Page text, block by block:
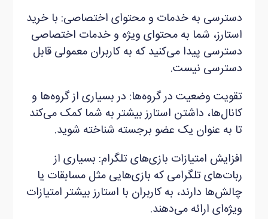
دسترسی به خدمات و محتوای اختصاصی: با خرید
استارز، شما به محتوای ویژه و خدمات اختصاصی
دسترسی پیدا می‌کنید که به کاربران معمولی قابل
دسترسی نیست.
تقویت وضعیت در گروه‌ها: در بسیاری از گروه‌ها و
کانال‌ها، داشتن استارز بیشتر به شما کمک می‌کند
تا به عنوان یک عضو برجسته شناخته شوید.
افزایش امتیازات بازی‌های تلگرام: بسیاری از
ربات‌های تلگرامی که بازی‌هایی مثل مسابقات یا
چالش‌ها دارند، به کاربران با استارز بیشتر امتیازات
ویژه‌ای ارائه می‌دهند.